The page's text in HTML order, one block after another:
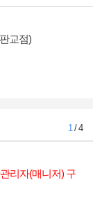
교점)
1/ 4
리자(매니저) 구